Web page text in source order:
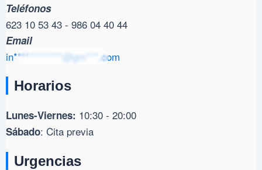
Teléfonos
623 10 53 43 - 986 04 40 44
Email
in************@gm***.com
Horarios
Lunes-Viernes: 10:30 - 20:00
Sábado: Cita previa
Urgencias